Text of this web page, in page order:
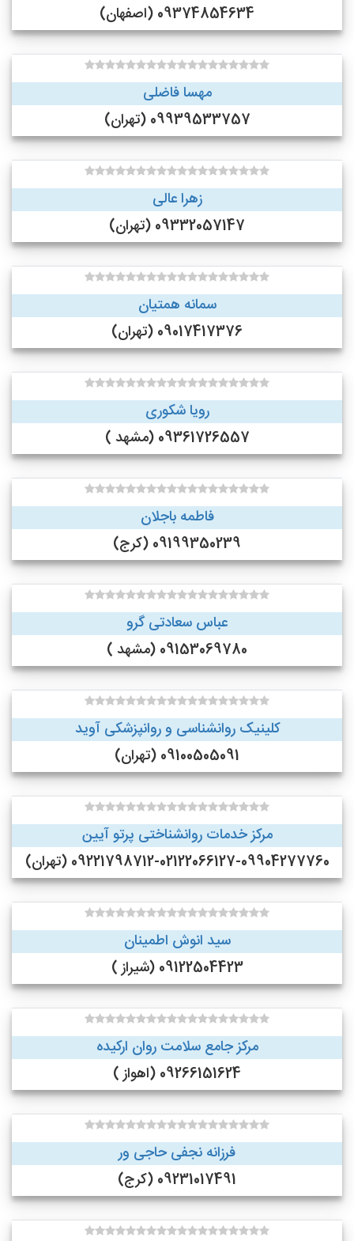
09374854634 (اصفهان)
مهسا فاضلی
09939533757 (تهران)
زهرا عالی
09332057147 (تهران)
سمانه همتیان
09017417376 (تهران)
رویا شکوری
09361726557 (مشهد )
فاطمه باجلان
09199350239 (کرج)
عباس سعادتی گرو
09153069780 (مشهد )
کلینیک روانشناسی و روانپزشکی آوید
09100505091 (تهران)
مرکز خدمات روانشناختی پرتو آیین
09221798712-02122066127-09904277760 (تهران)
سید انوش اطمینان
09122504423 (شیراز )
مرکز جامع سلامت روان ارکیده
09266151624 (اهواز )
فرزانه نجفی حاجی ور
09231017491 (کرج)